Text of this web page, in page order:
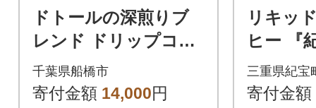
ドトールの深煎りブ
レンド ドリップコー
ヒー 100袋 ドリップ
バックコーヒー
千葉県船橋市
寄付金額 14,000円
リキッ
ヒー 『
L×12本
三重県紀宝
寄付金額